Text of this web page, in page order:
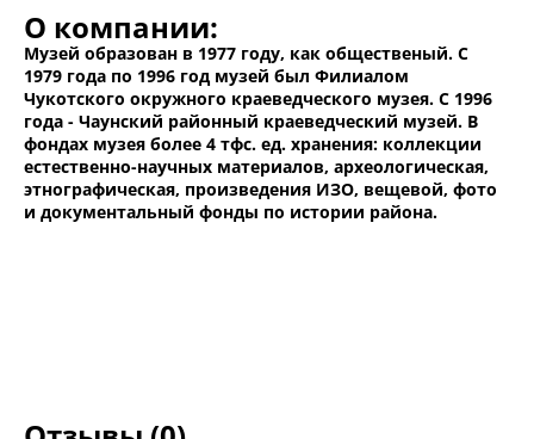
О компании:
Музей образован в 1977 году, как общественый. С
1979 года по 1996 год музей был Филиалом
Чукотского окружного краеведческого музея. С 1996
года - Чаунский районный краеведческий музей. В
фондах музея более 4 тфс. ед. хранения: коллекции
естественно-научных материалов, археологическая,
этнографическая, произведения ИЗО, вещевой, фото
и документальный фонды по истории района.